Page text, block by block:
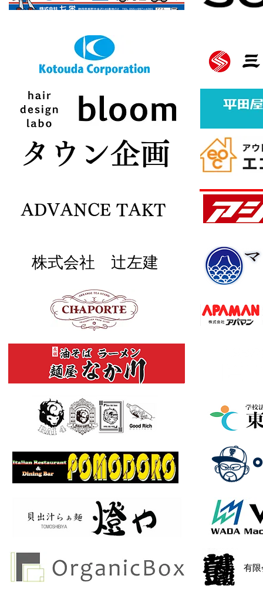
バナースポンサー様募集中
​タウン企画
ADVANCE TAKT
株式会社 辻左建
有